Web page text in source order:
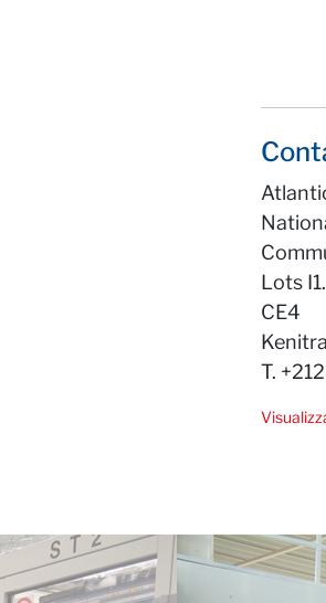
Lots
CE4
T.